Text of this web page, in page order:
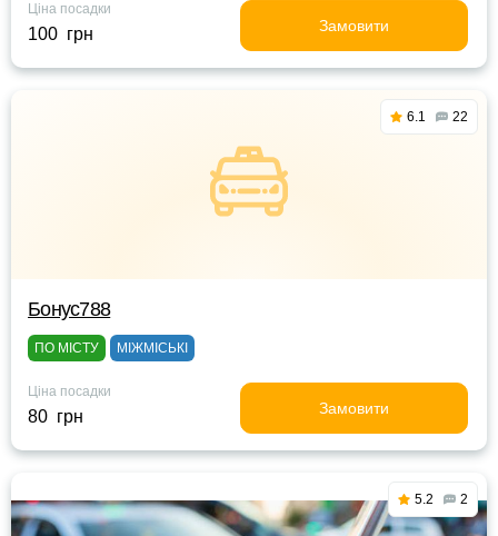
Ціна посадки
100 грн Замовити
6.1 22
Бонус788
ПО МІСТУ МІЖМІСЬКІ
Ціна посадки
80 грн Замовити
5.2 2